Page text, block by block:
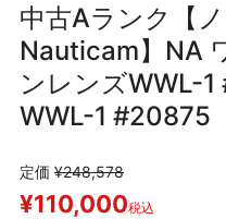
中古Aランク【
Nauticam】NA
ンレンズWWL-
WWL-1 #20875
定価 ¥248,578
¥110,000税込